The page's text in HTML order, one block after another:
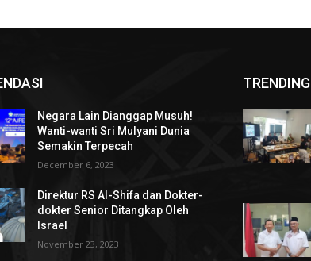
Negara Lain Dianggap Musuh!
Wanti-wanti Sri Mulyani Dunia
Semakin Terpecah
December 6, 2023
Direktur RS Al-Shifa dan Dokter-
dokter Senior Ditangkap Oleh
Israel
November 23, 2023
TRENDING